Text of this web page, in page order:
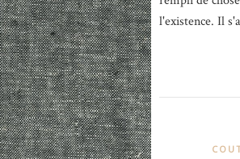
l'existence. Il